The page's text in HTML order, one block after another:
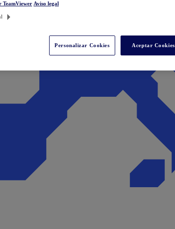
TeamViewer Aviso legal
Personalizar Cookies Aceptar Cookies